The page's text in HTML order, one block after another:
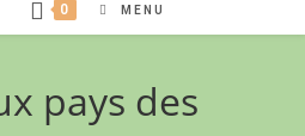
0 MENU
pays des